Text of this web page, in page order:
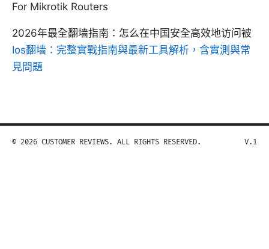
For Mikrotik Routers
2026年最全翻墙指南：怎么在中国安全高效地访问被
Ios翻墙：完整實戰指南與最新工具解析，含實測與常
見問題
© 2026 CUSTOMER REVIEWS. ALL RIGHTS RESERVED. V.1